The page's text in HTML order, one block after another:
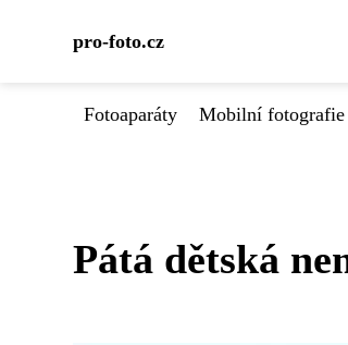
pro-foto.cz
Fotoaparáty Mobilní fotografie
Pátá dětská